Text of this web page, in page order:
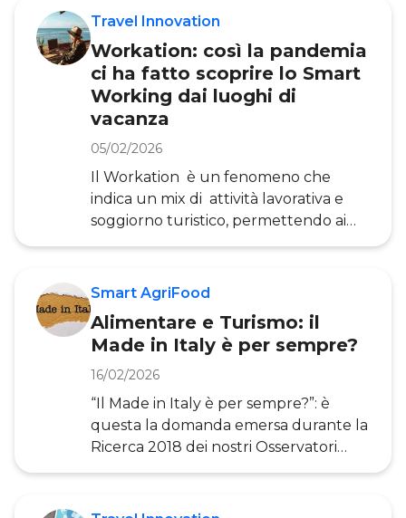
Gli obiettivi chiave del Piano Nazionale
Turismo sono due: aumentare la
capacità competitiva delle imprese e
promuovere un’offerta turistica
fondata sull’innovazione digitale e la
sostenibilità ambientale. In questo
articolo vediamo su quali principi si
basano gli incent
Travel Innovation
Workation: così la pandemia
ci ha fatto scoprire lo Smart
Working dai luoghi di
vacanza
05/02/2026
Il Workation è un fenomeno che
indica un mix di attività lavorativa e
soggiorno turistico, permettendo ai
professionisti di svolgere le proprie
villeggiatura, lontano dalla propria
Questa tendenza si è
significativamente sviluppata come
risposta alle restrizioni imposte
dall’emergenza sanitaria e ha trovato
terreno fertile nell’accelerazione dei
processi di digitalizzazione del lavor
Smart AgriFood
Alimentare e Turismo: il
Made in Italy è per sempre?
16/02/2026
“Il Made in Italy è per sempre?”: è
questa la domanda emersa durante la
Ricerca 2018 dei nostri Osservatori
Smart AgriFood e Innovazione Ditale
emerso un dubbio fondamentale che